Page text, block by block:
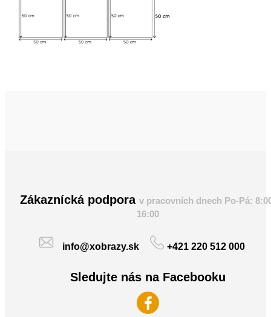
Zákaznícká podpora v pracovních dnech Po-Pá:
16:00
info@xobrazy.sk +421 220 512 000
Sledujte nás na Facebooku